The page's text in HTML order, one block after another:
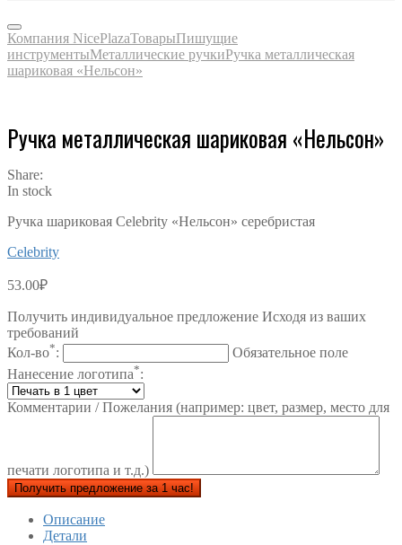
Компания NicePlazaТоварыПишущие
инструментыМеталлические ручкиРучка металлическая
шариковая «Нельсон»
Ручка металлическая шариковая «Нельсон»
Share:
In stock
Ручка шариковая Celebrity «Нельсон» серебристая
Celebrity
53.00₽
Получить индивидуальное предложение Исходя из ваших
требований
Кол-во*:
Обязательное поле
Нанесение логотипа*:
Комментарии / Пожелания (например: цвет, размер, место для
печати логотипа и т.д.)
Получить предложение за 1 час!
Описание
Детали